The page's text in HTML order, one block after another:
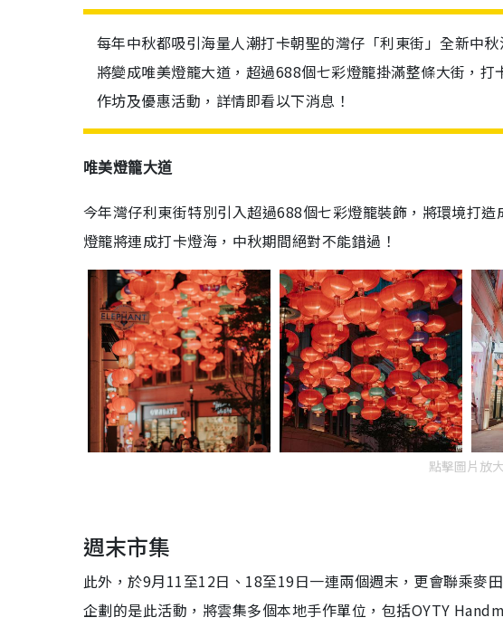
每年中秋都吸引海量人潮打卡朝聖的灣仔「利東街」全新中
將變成唯美燈籠大道，超過688個七彩燈籠掛滿整條大街，
作坊及優惠活動，詳情即看以下消息！
唯美燈籠大道
今年灣仔利東街特別引入超過688個七彩燈籠裝飾，將環境打
燈籠將連成打卡燈海，中秋期間絕對不能錯過！
點擊圖片放大
週末市集
此外，於9月11至12日、18至19日一連兩個週末，更會聯乘麥
企劃的是此活動，將雲集多個本地手作單位，包括OYTY